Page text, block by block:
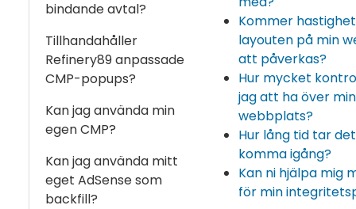
bindande avtal?
Tillhandahåller
Refinery89 anpassade
CMP-popups?
Kan jag använda min
egen CMP?
Kan jag använda mitt
eget AdSense som
backfill?
Kommer
layouten på min
att påverkas?
Hur mycket
jag att ha över min
webbplats?
Hur lång tid tar
komma igång?
Kan ni hjälpa mig
för min